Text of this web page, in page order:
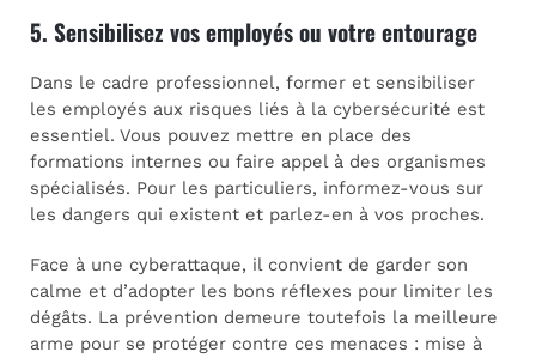
5. Sensibilisez vos employés ou votre entourage
Dans le cadre professionnel, former et sensibiliser
les employés aux risques liés à la cybersécurité est
essentiel. Vous pouvez mettre en place des
formations internes ou faire appel à des organismes
spécialisés. Pour les particuliers, informez-vous sur
les dangers qui existent et parlez-en à vos proches.
Face à une cyberattaque, il convient de garder son
calme et d’adopter les bons réflexes pour limiter les
dégâts. La prévention demeure toutefois la meilleure
arme pour se protéger contre ces menaces : mise à